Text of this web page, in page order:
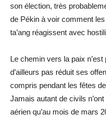
son élection, très
de Pékin à voir comment
ta’ang réagissent avec
Le chemin vers la paix n’est
d’ailleurs pas réduit ses
compris pendant les fêtes
Jamais autant de civils
aérien qu’au mois de mars